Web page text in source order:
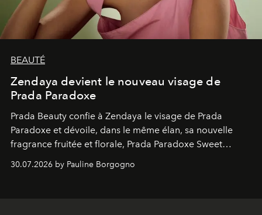
BEAUTÉ
Zendaya devient le nouveau visage de
Prada Paradoxe
Prada Beauty confie à Zendaya le visage de Prada
Paradoxe et dévoile, dans le même élan, sa nouvelle
fragrance fruitée et florale, Prada Paradoxe Sweet
30.07.2026 by Pauline Borgogno